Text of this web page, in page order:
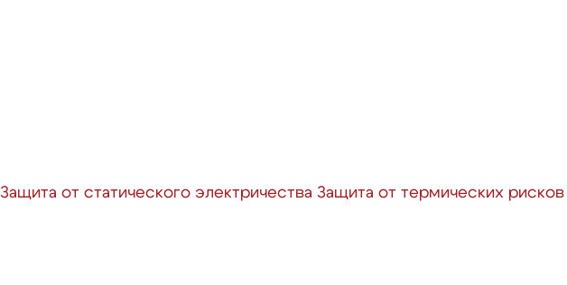
Защита от статического электричества Защита от термических рисков